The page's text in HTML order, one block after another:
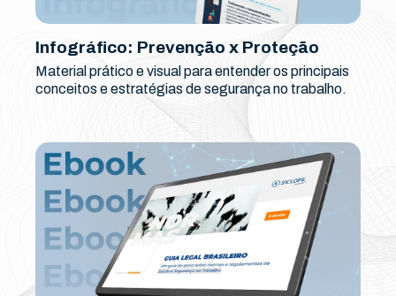
Infográfico: Prevenção x Proteção
Material prático e visual para entender os principais
conceitos e estratégias de segurança no trabalho.